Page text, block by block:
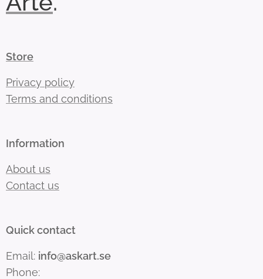
Store
Privacy policy
Terms and conditions
Information
About us
Contact us
Quick contact
Email: info@askart.se
Phone: